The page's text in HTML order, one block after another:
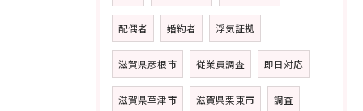
配偶者 婚約者 浮気証拠
滋賀県彦根市 従業員調査 即日対応
滋賀県草津市 滋賀県栗東市 調査